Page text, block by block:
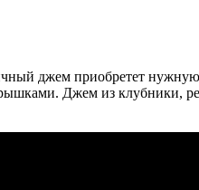
джем приобретет
Джем из клубники,